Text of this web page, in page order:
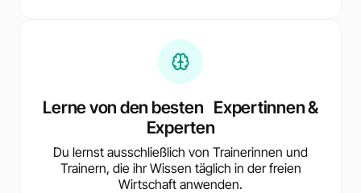
Lerne von den besten Expertinnen &
Experten
Du lernst ausschließlich von Trainerinnen und
Trainern, die ihr Wissen täglich in der freien
Wirtschaft anwenden.